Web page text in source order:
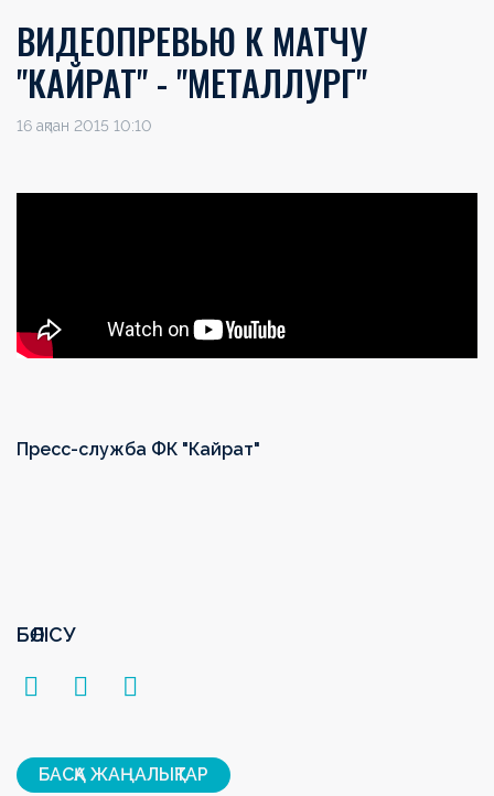
ВИДЕОПРЕВЬЮ К МАТЧУ
"КАЙРАТ" - "МЕТАЛЛУРГ"
16 ақпан 2015 10:10
Пресс-служба ФК "Кайрат"
БӨЛІСУ
БАСҚА ЖАҢАЛЫҚТАР